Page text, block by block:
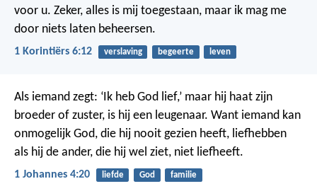
voor u. Zeker, alles is mij toegestaan, maar ik mag me
door niets laten beheersen.
1 Korintiërs 6:12 verslaving begeerte leven
Als iemand zegt: ‘Ik heb God lief,’ maar hij haat zijn
broeder of zuster, is hij een leugenaar. Want iemand kan
onmogelijk God, die hij nooit gezien heeft, liefhebben
als hij de ander, die hij wel ziet, niet liefheeft.
1 Johannes 4:20 liefde God familie